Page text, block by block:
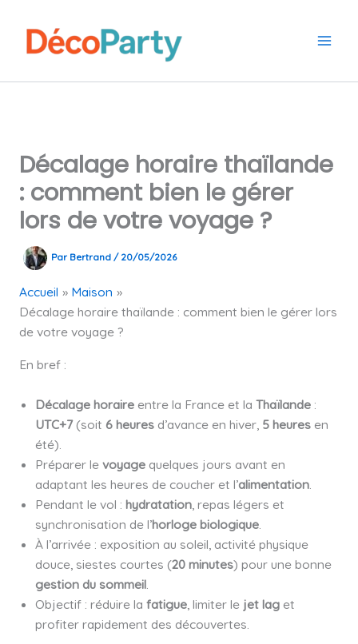
contenu
Décalage horaire thaïlande
: comment bien le gérer
lors de votre voyage ?
Par Bertrand / 20/05/2026
Accueil
Maison
Décalage horaire thaïlande : comment bien le gérer lors
de votre voyage ?
En bref :
Décalage horaireentre la France et la Thaïlande:
UTC+7(soit 6 heuresd’avance en hiver, 5 heuresen
été).
Préparer le voyagequelques jours avant en
adaptant les heures de coucher et l’alimentation.
Pendant le vol : hydratation, repas légers et
synchronisation de l’horloge biologique.
À l’arrivée : exposition au soleil, activité physique
douce, siestes courtes (20 minutes) pour une bonne
gestion du sommeil.
Objectif : réduire la fatigue, limiter le jet laget
profiter rapidement des découvertes.